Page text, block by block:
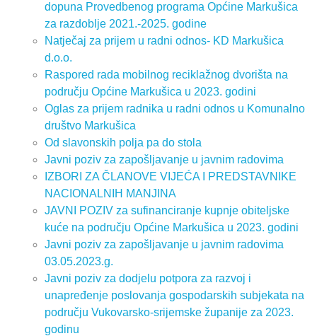
dopuna Provedbenog programa Općine Markušica
za razdoblje 2021.-2025. godine
Natječaj za prijem u radni odnos- KD Markušica
d.o.o.
Raspored rada mobilnog reciklažnog dvorišta na
području Općine Markušica u 2023. godini
Oglas za prijem radnika u radni odnos u Komunalno
društvo Markušica
Od slavonskih polja pa do stola
Javni poziv za zapošljavanje u javnim radovima
IZBORI ZA ČLANOVE VIJEĆA I PREDSTAVNIKE
NACIONALNIH MANJINA
JAVNI POZIV za sufinanciranje kupnje obiteljske
kuće na području Općine Markušica u 2023. godini
Javni poziv za zapošljavanje u javnim radovima
03.05.2023.g.
Javni poziv za dodjelu potpora za razvoj i
unapređenje poslovanja gospodarskih subjekata na
području Vukovarsko-srijemske županije za 2023.
godinu